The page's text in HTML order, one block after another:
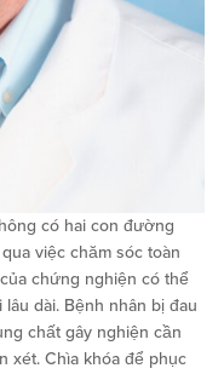
có hai con đường
việc chăm sóc toàn
chứng nghiện có thể
dài. Bệnh nhân bị đau
chất gây nghiện cần
xét. Chìa khóa để phục